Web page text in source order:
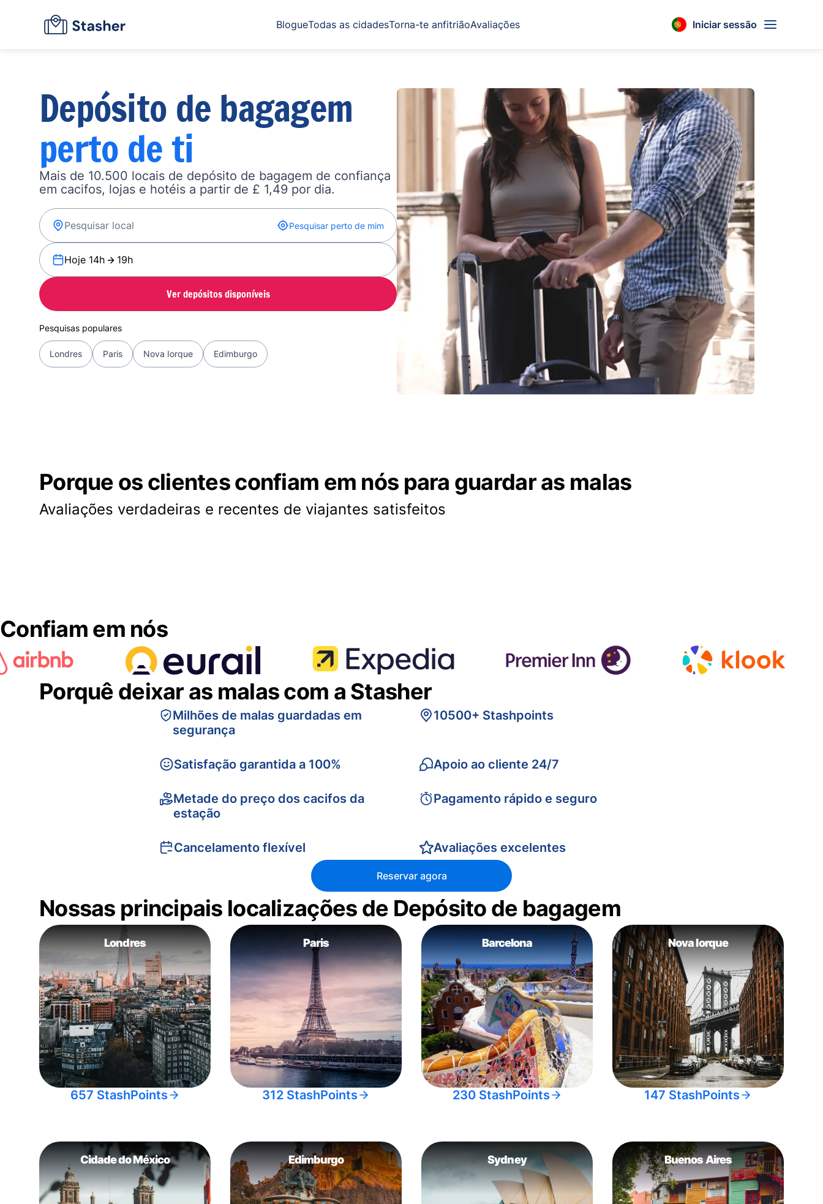
BlogueTodas as cidadesTorna-te anfitriãoAvaliações Iniciar sessão
Depósito de bagagem
perto de ti
Mais de 10.500 locais de depósito de bagagem de confiança
em cacifos, lojas e hotéis a partir de £ 1,49 por dia.
Pesquisar perto de mim
Hoje 14h 19h
Ver depósitos disponíveis
Pesquisas populares
Londres Paris Nova Iorque Edimburgo
Porque os clientes confiam em nós para guardar as malas
Avaliações verdadeiras e recentes de viajantes satisfeitos
Confiam em nós
Porquê deixar as malas com a Stasher
Milhões de malas guardadas em
segurança
Satisfação garantida a 100%
Metade do preço dos cacifos da
estação
Cancelamento flexível
10500+ Stashpoints
Apoio ao cliente 24/7
Pagamento rápido e seguro
Avaliações excelentes
Reservar agora
Nossas principais localizações de Depósito de bagagem
Londres
657 StashPoints
Paris
312 StashPoints
Barcelona
230 StashPoints
Nova Iorque
147 StashPoints
Cidade do México Edimburgo Sydney Buenos Aires